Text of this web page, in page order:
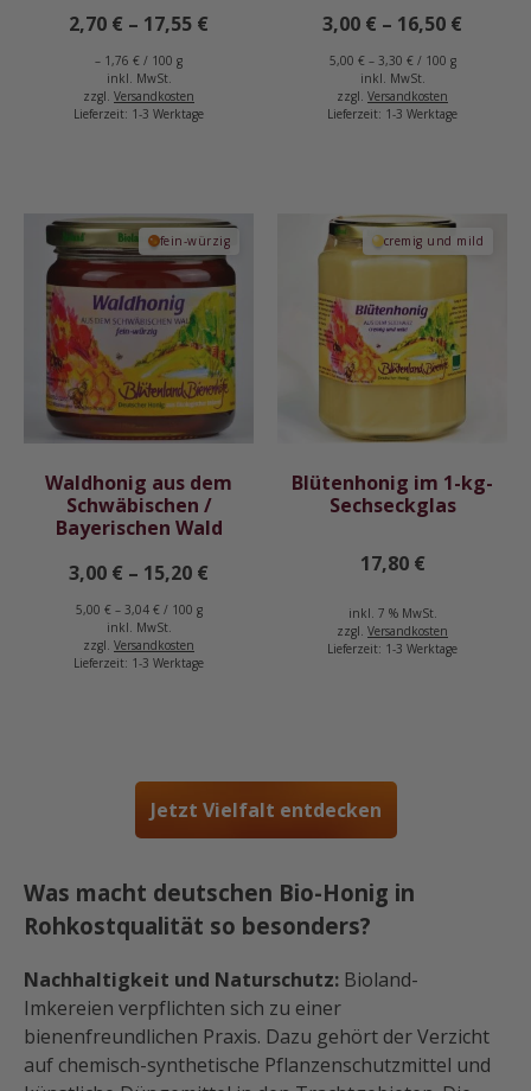
2,70 € – 17,55 €
– 1,76 € / 100 g
inkl. MwSt.
zzgl. Versandkosten
Lieferzeit: 1-3 Werktage
3,00 € – 16,50 €
5,00 €– 3,30 €/ 100 g
inkl. MwSt.
zzgl. Versandkosten
Lieferzeit: 1-3 Werktage
fein-würzig
Waldhonig aus dem
Schwäbischen /
Bayerischen Wald
3,00 € – 15,20 €
5,00 €– 3,04 €/ 100 g
inkl. MwSt.
zzgl. Versandkosten
Lieferzeit: 1-3 Werktage
cremig und mild
Blütenhonig im 1-kg-
Sechseckglas
17,80 €
inkl. 7 % MwSt.
zzgl. Versandkosten
Lieferzeit: 1-3 Werktage
Jetzt Vielfalt entdecken
Was macht deutschen Bio-Honig in
Rohkostqualität so besonders?
Nachhaltigkeit und Naturschutz: Bioland-
Imkereien verpflichten sich zu einer
bienenfreundlichen Praxis. Dazu gehört der Verzicht
auf chemisch-synthetische Pflanzenschutzmittel und